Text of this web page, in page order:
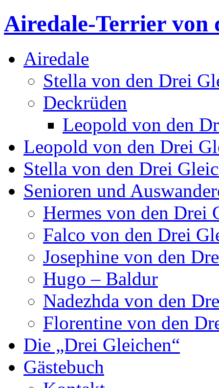
Airedale-Terrier von
Airedale
Stella von den Drei
Deckrüden
Leopold von den
Leopold von den Drei
Stella von den Drei
Senioren und
Hermes von den Drei
Falco von den Drei
Josephine von den
Hugo – Baldur
Nadezhda von den
Florentine von den
Die „Drei Gleichen“
Gästebuch